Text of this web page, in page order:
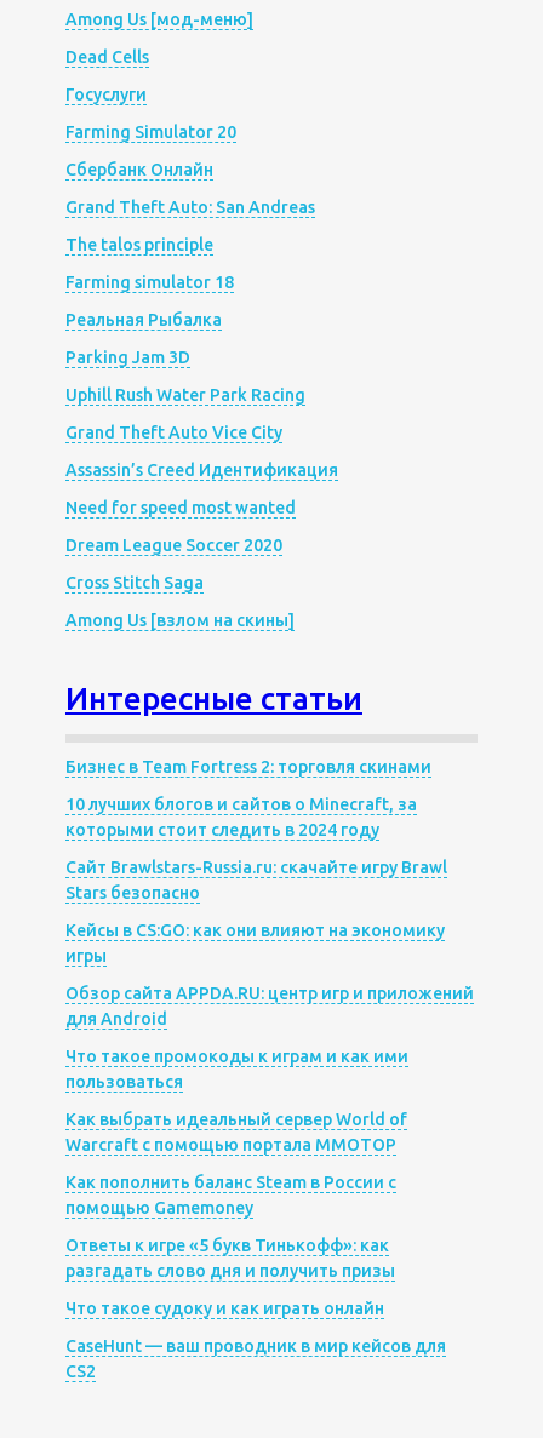
Among Us [мод-меню]
Dead Cells
Госуслуги
Farming Simulator 20
Сбербанк Онлайн
Grand Theft Auto: San Andreas
The talos principle
Farming simulator 18
Реальная Рыбалка
Parking Jam 3D
Uphill Rush Water Park Racing
Grand Theft Auto Vice City
Assassin’s Creed Идентификация
Need for speed most wanted
Dream League Soccer 2020
Cross Stitch Saga
Among Us [взлом на скины]
Интересные статьи
Бизнес в Team Fortress 2: торговля скинами
10 лучших блогов и сайтов о Minecraft, за
которыми стоит следить в 2024 году
Сайт Brawlstars-Russia.ru: скачайте игру Brawl
Stars безопасно
Кейсы в CS:GO: как они влияют на экономику
игры
Обзор сайта APPDA.RU: центр игр и приложений
для Android
Что такое промокоды к играм и как ими
пользоваться
Как выбрать идеальный сервер World of
Warcraft с помощью портала MMOTOP
Как пополнить баланс Steam в России с
помощью Gamemoney
Ответы к игре «5 букв Тинькофф»: как
разгадать слово дня и получить призы
Что такое судоку и как играть онлайн
CaseHunt — ваш проводник в мир кейсов для
CS2